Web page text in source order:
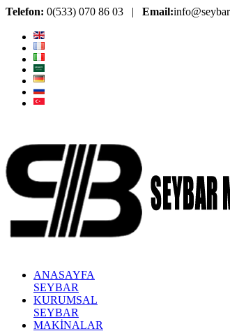
Telefon: 0(533) 070 86 03 | Email:
ANASAYFA
SEYBAR
KURUMSAL
SEYBAR
MAKİNALAR